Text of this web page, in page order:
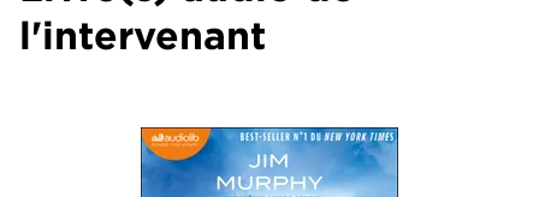
l'intervenant